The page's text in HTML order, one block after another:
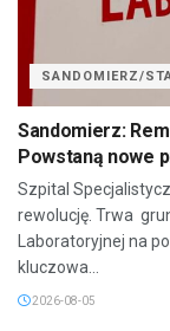
SANDOMIERZ/
Sandomierz:
Powstaną nowe
Szpital
rewolucję. Trwa
Laboratoryjnej na
kluczowa...
2026-08-05